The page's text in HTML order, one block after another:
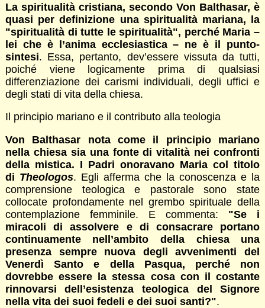
La spiritualità cristiana, secondo Von Balthasar, è
quasi per definizione una spiritualità mariana, la
"spiritualità di tutte le spiritualità", perché Maria –
lei che è l’anima ecclesiastica – ne è il punto-
sintesi. Essa, pertanto, dev’essere vissuta da tutti,
poiché viene logicamente prima di qualsiasi
differenziazione dei carismi individuali, degli uffici e
degli stati di vita della chiesa.
Il principio mariano e il contributo alla teologia
Von Balthasar nota come il principio mariano
nella chiesa sia una fonte di vitalità nei confronti
della mistica. I Padri onoravano Maria col titolo
di Theologos. Egli afferma che la conoscenza e la
comprensione teologica e pastorale sono state
collocate profondamente nel grembo spirituale della
contemplazione femminile. E commenta: "Se i
miracoli di assolvere e di consacrare portano
continuamente nell’ambito della chiesa una
presenza sempre nuova degli avvenimenti del
Venerdì Santo e della Pasqua, perché non
dovrebbe essere la stessa cosa con il costante
rinnovarsi dell’esistenza teologica del Signore
nella vita dei suoi fedeli e dei suoi santi?".